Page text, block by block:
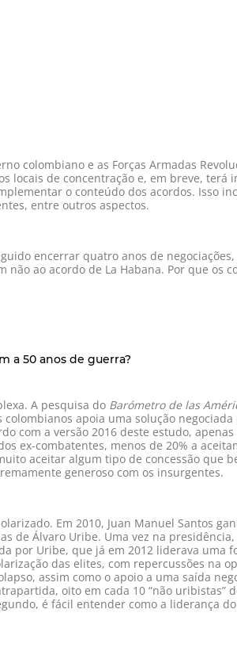
colombiano e as Forças Armadas
de concentração e, em breve, terá
o conteúdo dos acordos. Isso
entre outros aspectos.
encerrar quatro anos de
ao acordo de La Habana. Por que os
a 50 anos de guerra?
A pesquisa do Barómetro de las
apoia uma solução
com a versão 2016 deste estudo,
ex-combatentes, menos de 20% a
aceitar algum tipo de concessão que
generoso com os insurgentes.
Em 2010, Juan Manuel Santos
Álvaro Uribe. Uma vez na
por Uribe, que já em 2012 liderava uma
das elites, com repercussões na
assim como o apoio a uma saída
oito em cada 10 “não uribistas”
é fácil entender como a liderança